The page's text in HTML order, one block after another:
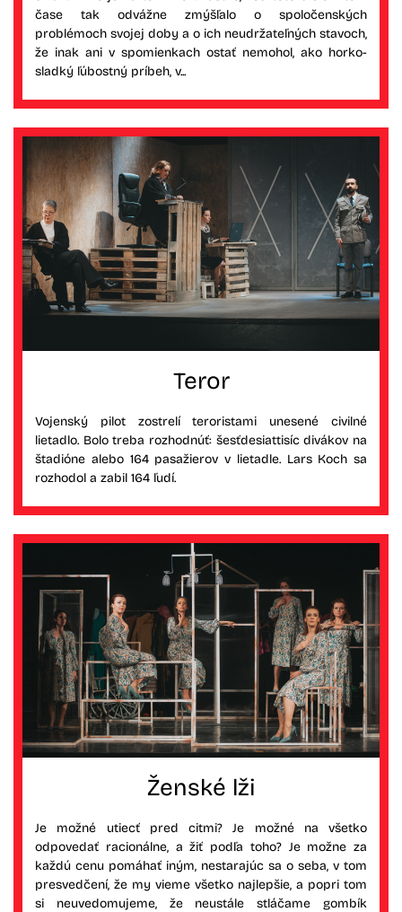
čase tak odvážne zmýšľalo o spoločenských
problémoch svojej doby a o ich neudržateľných stavoch,
že inak ani v spomienkach ostať nemohol, ako horko-
sladký ľúbostný príbeh, v...
Teror
Vojenský pilot zostrelí teroristami unesené civilné
lietadlo. Bolo treba rozhodnúť: šesťdesiattisíc divákov na
štadióne alebo 164 pasažierov v lietadle. Lars Koch sa
rozhodol a zabil 164 ľudí.
Ženské lži
Je možné utiecť pred citmi? Je možné na všetko
odpovedať racionálne, a žiť podľa toho? Je možne za
každú cenu pomáhať iným, nestarajúc sa o seba, v tom
presvedčení, že my vieme všetko najlepšie, a popri tom
si neuvedomujeme, že neustále stláčame gombík